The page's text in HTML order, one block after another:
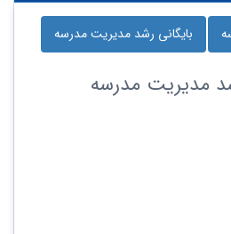
بایگانی رشد مدیریت مدرسه
مدیریت مدرسه